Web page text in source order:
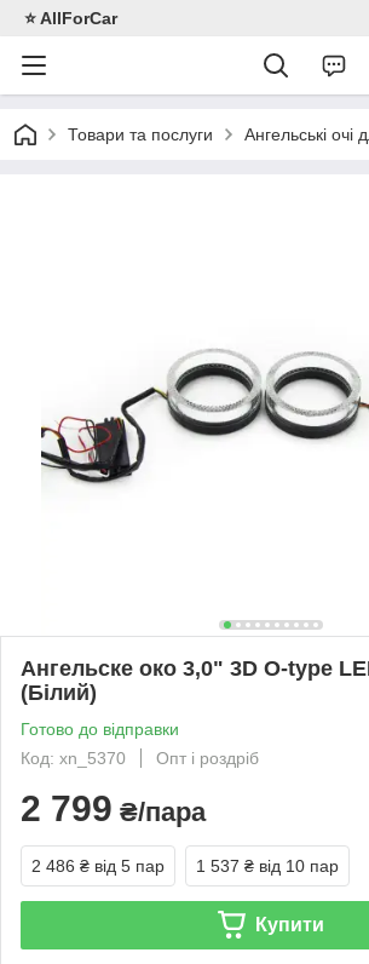
⭐️ AllForCar
Товари та послуги Ангельські очі
Ангельске око 3,0" 3D O-type
(Білий)
Готово до відправки
Код: xn_5370
Опт і роздріб
2 799 ₴/пара
2 486 ₴ від 5 пар 1 537 ₴ від 10 пар
Купити